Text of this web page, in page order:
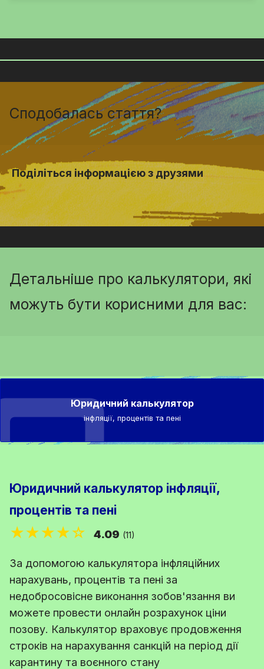
Сподобалась стаття?
Поділіться інформацією з друзями
Детальніше про калькулятори, які
можуть бути корисними для вас:
Юридичний калькулятор
інфляції, процентів та пені
Юридичний калькулятор інфляції,
процентів та пені
★★★★☆ 4.09 (11)
За допомогою калькулятора інфляційних
нарахувань, процентів та пені за
недобросовісне виконання зобов'язання ви
можете провести онлайн розрахунок ціни
позову. Калькулятор враховує продовження
строків на нарахування санкцій на період дії
карантину та воєнного стану